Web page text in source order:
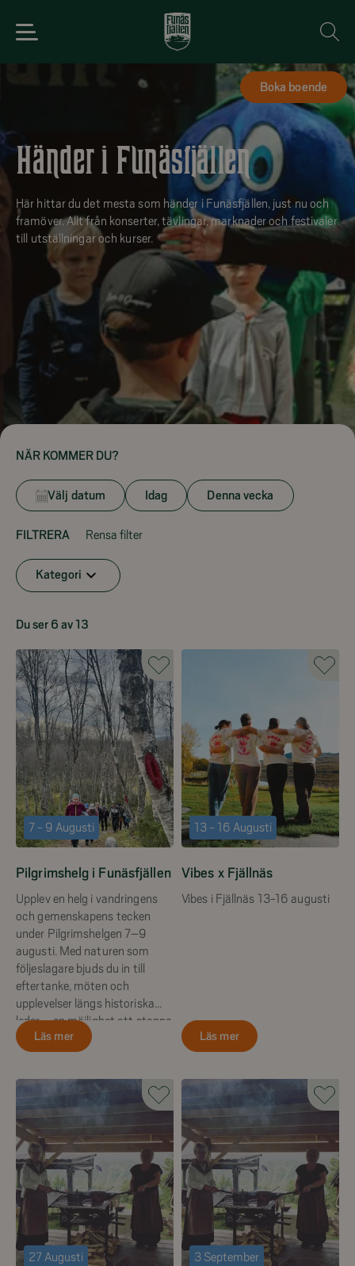
Boka boende
Händer i Funäsfjällen
Här hittar du det mesta som händer i Funäsfjällen, just nu och
framöver. Allt från konserter, tävlingar, marknader och festivaler
till utställningar och kurser.
NÄR KOMMER DU?
Välj datum Idag Denna vecka
FILTRERA Rensa filter
Kategori
Du ser 6 av 13
7 - 9 Augusti
Pilgrimshelg i Funäsfjällen
Upplev en helg i vandringens
och gemenskapens tecken
under Pilgrimshelgen 7–9
augusti. Med naturen som
följeslagare bjuds du in till
eftertanke, möten och
upplevelser längs historiska
leder – en möjlighet att stanna
upp, fylla på med ny energi och
dela vägen med andra.
Läs mer
13 - 16 Augusti
Vibes x Fjällnäs
Vibes i Fjällnäs 13-16 augusti
Läs mer
27 Augusti 3 September